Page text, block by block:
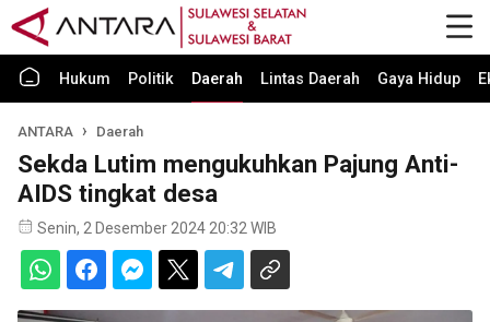
Hukum Politik Daerah Lintas Daerah Gaya Hidup
ANTARA Daerah
Sekda Lutim mengukuhkan Pajung Anti-
AIDS tingkat desa
Senin, 2 Desember 2024 20:32 WIB